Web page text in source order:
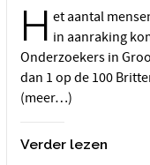
H et aantal
in aanraking
Onderzoekers in
dan 1 op de 100
(meer…)
Verder lezen